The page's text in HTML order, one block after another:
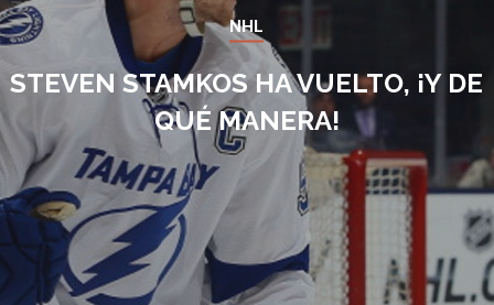
NHL
STEVEN STAMKOS HA VUELTO, ¡Y DE
QUÉ MANERA!